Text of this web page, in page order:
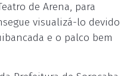
de Arena, para
visualizá-lo devido
e o palco bem